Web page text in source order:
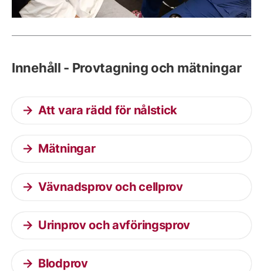
Innehåll - Provtagning och mätningar
Att vara rädd för nålstick
Mätningar
Vävnadsprov och cellprov
Urinprov och avföringsprov
Blodprov